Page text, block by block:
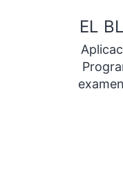
contenido
EL